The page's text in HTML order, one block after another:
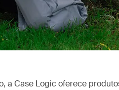
a Case Logic oferece